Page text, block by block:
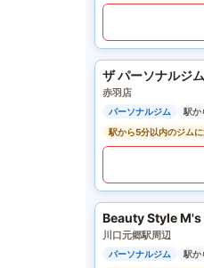
ザ パーソナルジ
赤羽店
パーソナルジム
駅か
駅から5分以内のジム
Beauty Style M's
川口元郷駅周辺
パーソナルジム
駅か